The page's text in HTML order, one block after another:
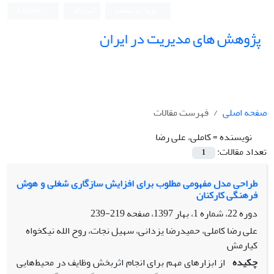
پژوهش های مدیریت در ایران
صفحه اصلی
فهرست مقالات
نویسنده =کاملی، علی رضا
تعداد مقالات:
1
طراحی مدل مفهومی مطلوب برای افزایش سازگاری شغلی و هوش
فرهنگی کارکنان
دوره 22، شماره 1، بهار 1397، صفحه
219-239
علی رضا کاملی، حمیدرضا یزدانی، سهیل نجات، روح الله نیکخواه
کیارمش
چکیده از ابزارهای مهم برای انجام اثربخش وظایف در محیط‌هایی